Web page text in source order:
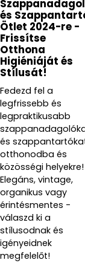
és
Ötlet 2024-re -
Frissítse
Otthona
Higiéniáját és
Stílusát!
Fedezd fel a
legfrissebb és
legpraktikusabb
és
otthonodba és
közösségi helyekre!
Elegáns, vintage,
organikus vagy
érintésmentes -
válaszd ki a
stílusodnak és
igényeidnek
megfelelőt!